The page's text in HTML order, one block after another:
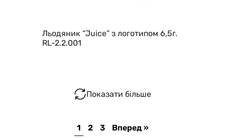
Льодяник “Juice” з логотипом 6,5г.
RL-2.2.001
Показати більше
1 2 3 Вперед »